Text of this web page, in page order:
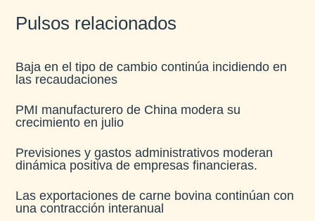
Pulsos relacionados
Baja en el tipo de cambio continúa incidiendo en
las recaudaciones​
PMI manufacturero de China modera su
crecimiento en julio​
Previsiones y gastos administrativos moderan
dinámica positiva de empresas financieras​.
Las exportaciones de carne bovina continúan con
una contracción interanual